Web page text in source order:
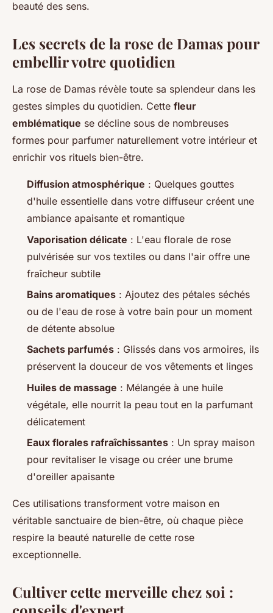
beauté des sens.
Les secrets de la rose de Damas pour
embellir votre quotidien
La rose de Damas révèle toute sa splendeur dans les
gestes simples du quotidien. Cette fleur
emblématique se décline sous de nombreuses
formes pour parfumer naturellement votre intérieur et
enrichir vos rituels bien-être.
Diffusion atmosphérique : Quelques gouttes
d'huile essentielle dans votre diffuseur créent une
ambiance apaisante et romantique
Vaporisation délicate : L'eau florale de rose
pulvérisée sur vos textiles ou dans l'air offre une
fraîcheur subtile
Bains aromatiques : Ajoutez des pétales séchés
ou de l'eau de rose à votre bain pour un moment
de détente absolue
Sachets parfumés : Glissés dans vos armoires, ils
préservent la douceur de vos vêtements et linges
Huiles de massage : Mélangée à une huile
végétale, elle nourrit la peau tout en la parfumant
délicatement
Eaux florales rafraîchissantes : Un spray maison
pour revitaliser le visage ou créer une brume
d'oreiller apaisante
Ces utilisations transforment votre maison en
véritable sanctuaire de bien-être, où chaque pièce
respire la beauté naturelle de cette rose
exceptionnelle.
Cultiver cette merveille chez soi :